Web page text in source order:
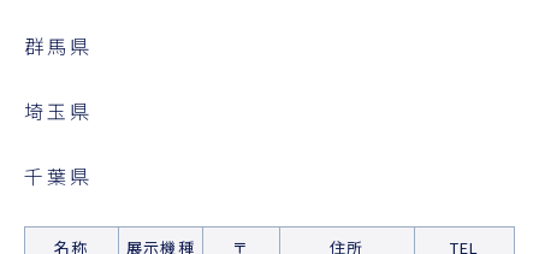
群馬県
埼玉県
千葉県
名称 展示機種 〒 住所 TEL